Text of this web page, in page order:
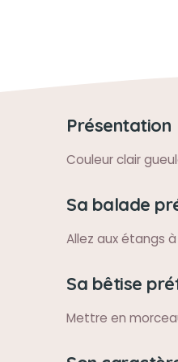
Présentation
Couleur clair
Sa balade
Allez aux étangs
Sa bêtise
Mettre en